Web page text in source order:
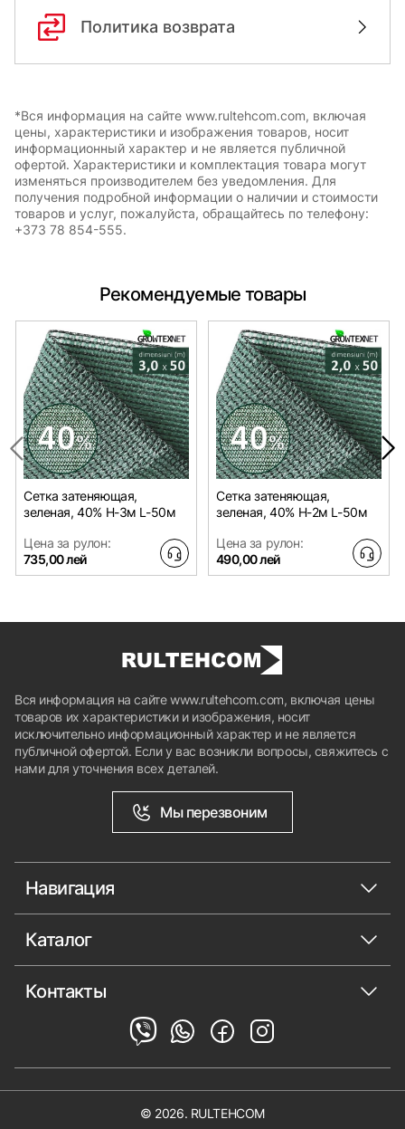
Политика возврата
*Вся информация на сайте www.rultehcom.com, включая
цены, характеристики и изображения товаров, носит
информационный характер и не является публичной
офертой. Характеристики и комплектация товара могут
изменяться производителем без уведомления. Для
получения подробной информации о наличии и стоимости
товаров и услуг, пожалуйста, обращайтесь по телефону:
+373 78 854-555.
Рекомендуемые товары
Сетка затеняющая,
зеленая, 40% H-3м L-50м
Цена за рулон:
735,00 лей
Сетка затеняющая,
зеленая, 40% H-2м L-50м
Цена за рулон:
490,00 лей
Вся информация на сайте www.rultehcom.com, включая цены
товаров их характеристики и изображения, носит
исключительно информационный характер и не является
публичной офертой. Если у вас возникли вопросы, свяжитесь с
нами для уточнения всех деталей.
Мы перезвоним
Навигация
Каталог
Контакты
© 2026. RULTEHCOM